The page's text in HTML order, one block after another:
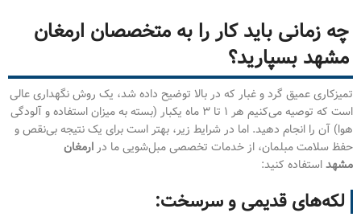
چه زمانی باید کار را به متخصصان ارمغان
مشهد بسپارید؟
تمیزکاری عمیق گرد و غبار که در بالا توضیح داده شد، یک روش نگهداری عالی
است که توصیه می‌کنیم هر ۱ تا ۳ ماه یکبار (بسته به میزان استفاده و آلودگی
هوا) آن را انجام دهید. اما در شرایط زیر، بهتر است برای یک نتیجه بی‌نقص و
حفظ سلامت مبلمان، از خدمات تخصصی مبل‌شویی ما در ارمغان
مشهداستفاده کنید:
لکه‌های قدیمی و سرسخت: